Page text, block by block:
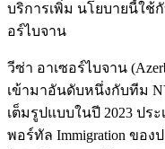
บริการเพิ่ม นโยบายนี้ใช้
อร์ไบจาน
วีซ่า อาเซอร์ไบจาน
เข้ามาอันดับหนึ่งกับทีม
เต็มรูปแบบในปี 2023 ประ
พอร์ทัล Immigration ขอ